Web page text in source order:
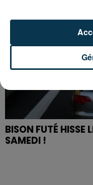
BISON FUTÉ HISSE
SAMEDI !